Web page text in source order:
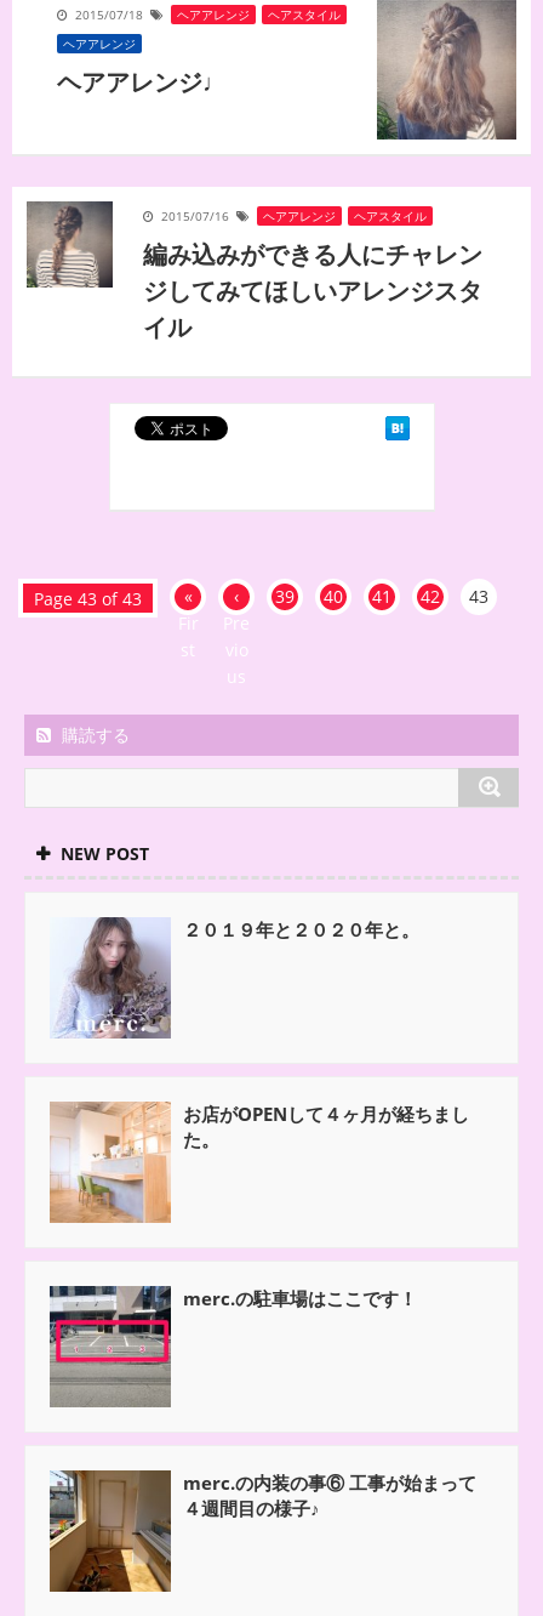
ヘアアレンジ♩
2015/07/18 ヘアアレンジ
ヘアスタイル
ヘアアレンジ
編み込みができる人にチャレン
ジしてみてほしいアレンジスタ
イル
2015/07/16 ヘアアレンジ ヘアスタイル
Page 43 of 43
«
Fir
st
‹
Pre
vio
us
39 40 41 42 43
購読する
NEW POST
２０１９年と２０２０年と。
お店がOPENして４ヶ月が経ちまし
た。
merc.の駐車場はここです！
merc.の内装の事⑥ 工事が始まって
４週間目の様子♪